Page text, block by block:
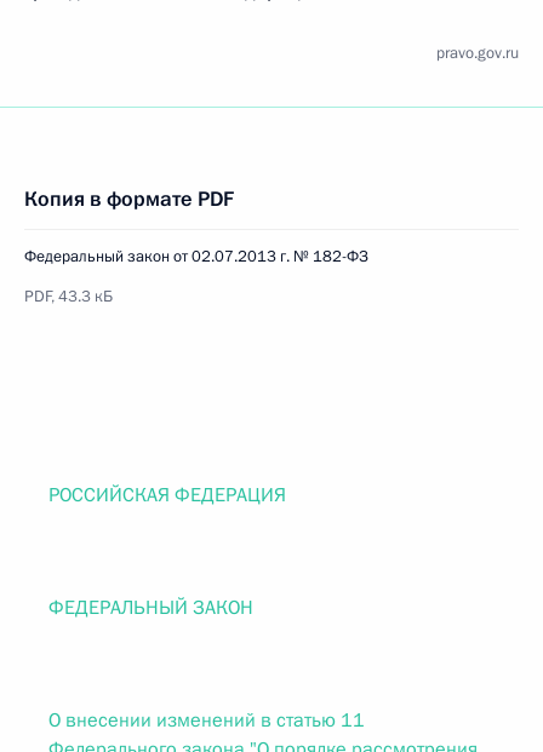
pravo.gov.ru
Копия в формате PDF
Федеральный закон от 02.07.2013 г. № 182-ФЗ
PDF, 43.3 кБ
РОССИЙСКАЯ ФЕДЕРАЦИЯ
ФЕДЕРАЛЬНЫЙ ЗАКОН
О внесении изменений в статью 11